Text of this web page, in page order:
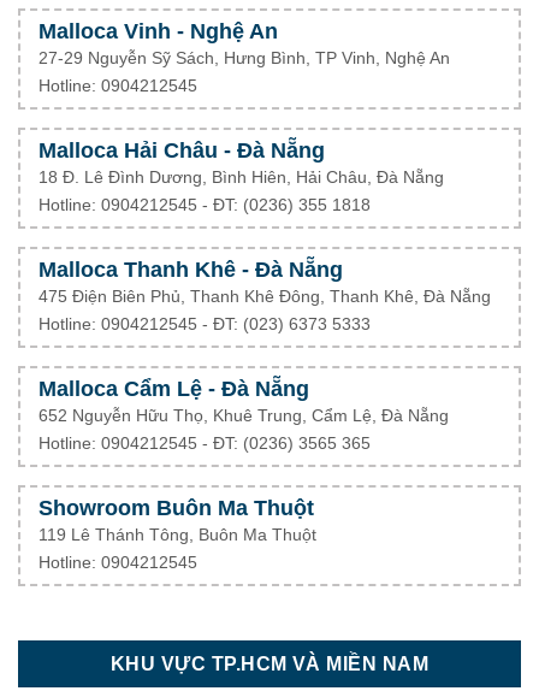
Malloca Vinh - Nghệ An
27-29 Nguyễn Sỹ Sách, Hưng Bình, TP Vinh, Nghệ An
Hotline: 0904212545
Malloca Hải Châu - Đà Nẵng
18 Đ. Lê Đình Dương, Bình Hiên, Hải Châu, Đà Nẵng
Hotline: 0904212545 - ĐT: (0236) 355 1818
Malloca Thanh Khê - Đà Nẵng
475 Điện Biên Phủ, Thanh Khê Đông, Thanh Khê, Đà Nẵng
Hotline: 0904212545 - ĐT: (023) 6373 5333
Malloca Cẩm Lệ - Đà Nẵng
652 Nguyễn Hữu Thọ, Khuê Trung, Cẩm Lệ, Đà Nẵng
Hotline: 0904212545 - ĐT: (0236) 3565 365
Showroom Buôn Ma Thuột
119 Lê Thánh Tông, Buôn Ma Thuột
Hotline: 0904212545
KHU VỰC TP.HCM VÀ MIỀN NAM